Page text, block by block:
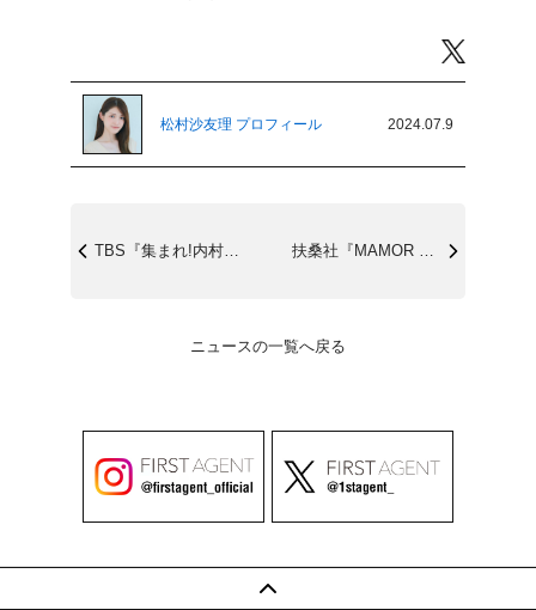
松村沙友理 プロフィール 2024.07.9
TBS『集まれ!内村と○○の会』7/11... 扶桑社『MAMOR 2024年9月号』7...
ニュースの一覧へ戻る